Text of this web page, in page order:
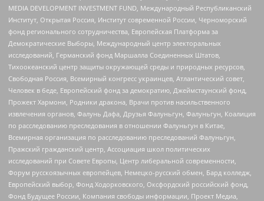
MEDIA DEVELOPMENT INVESTMENT FUND, Международный Республиканский
Институт, Открытая Россия, Институт современной России, Черноморский
фонд регионального сотрудничества, Европейская Платформа за
Демократические Выборы, Международный центр электоральных
исследований, Германский фонд Маршалла Соединенных Штатов,
Тихоокеанский центр защиты окружающей среды и природных ресурсов,
Свободная Россия, Всемирный конгресс украинцев, Атлантический совет,
Человек в беде, Европейский фонд за демократию, Джеймстаунский фонд,
Прожект Хармони, Родники дракона, Врачи против насильственного
извлечения органов, Фалунь Дафа, Друзья Фалуньгун, Фалуньгун, Коалиция
по расследованию преследования в отношении Фалуньгун в Китае,
Всемирная организация по расследованию преследований Фалуньгун,
Пражский гражданский центр, Ассоциация школ политических
исследований при Совете Европы, Центр либеральной современности,
Форум русскоязычных европейцев, Немецко-русский обмен, Бард колледж,
Европейский выбор, Фонд Ходорковского, Оксфордский российский фонд,
Фонд Будущее России, Компания свободы информации, Проект Медиа,